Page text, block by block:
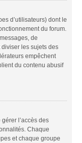
d’utilisateurs) dont le
du forum.
de
les sujets des
empêchent
du contenu abusif
l’accès des
Chaque
et chaque groupe